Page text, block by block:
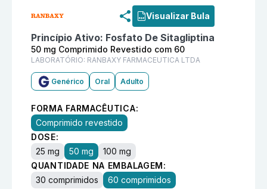
Visualizar Bula
Princípio Ativo: Fosfato De Sitagliptina
50 mg Comprimido Revestido com 60
LABORATÓRIO: RANBAXY FARMACEUTICA LTDA
Genérico Oral Adulto
FORMA FARMACÊUTICA:
Comprimido revestido
DOSE:
25 mg
50 mg
100 mg
QUANTIDADE NA EMBALAGEM:
30 comprimidos
60 comprimidos